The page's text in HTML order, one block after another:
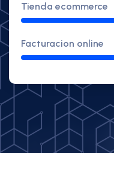
Tienda ecommerce
Facturacion online